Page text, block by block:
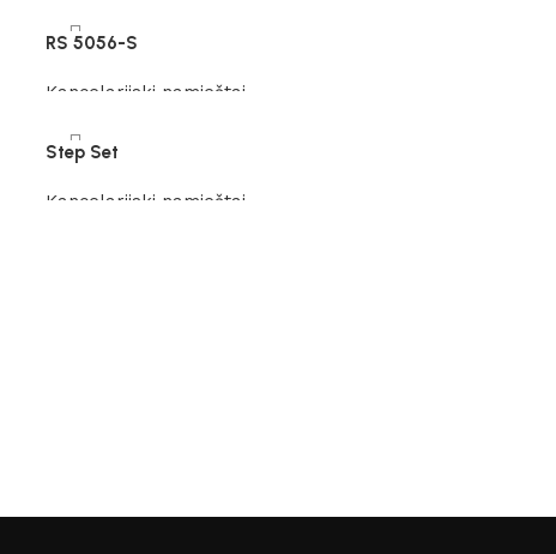
RS 5056-S
Kancelarijski namještaj
Step Set
Kancelarijski namještaj